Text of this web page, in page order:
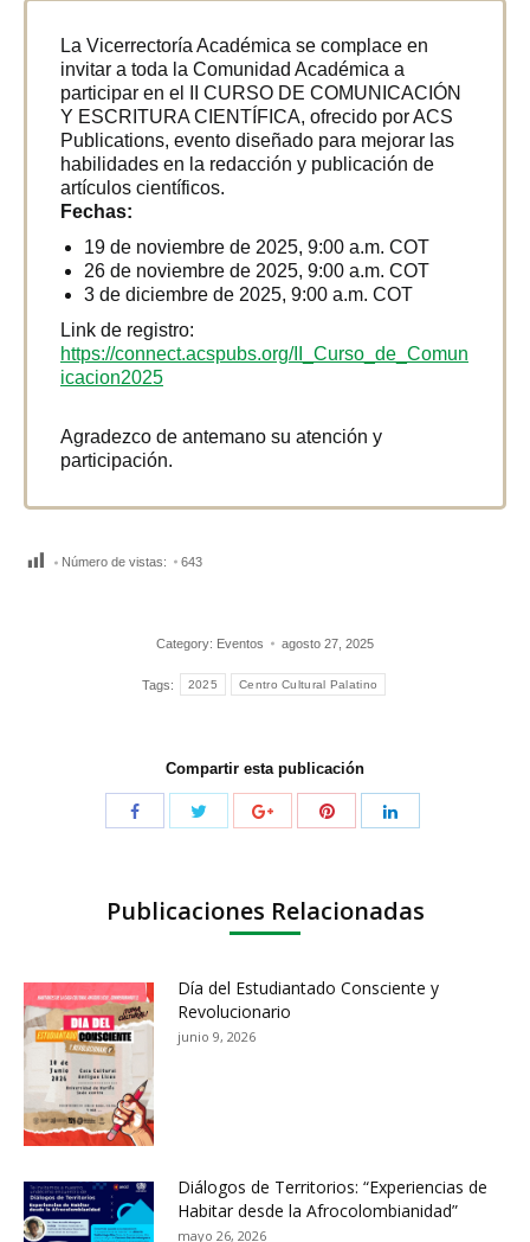
La Vicerrectoría Académica se complace en
invitar a toda la Comunidad Académica a
participar en el II CURSO DE COMUNICACIÓN
Y ESCRITURA CIENTÍFICA, ofrecido por ACS
Publications, evento diseñado para mejorar las
habilidades en la redacción y publicación de
artículos científicos.
Fechas:
19 de noviembre de 2025, 9:00 a.m. COT
26 de noviembre de 2025, 9:00 a.m. COT
3 de diciembre de 2025, 9:00 a.m. COT
Link de registro:
https://connect.acspubs.org/II_Curso_de_Comun
icacion2025
Agradezco de antemano su atención y
participación.
Número de vistas: 643
Category: Eventos agosto 27, 2025
Tags: 2025 Centro Cultural Palatino
Compartir esta publicación
Publicaciones Relacionadas
Día del Estudiantado Consciente y
Revolucionario
junio 9, 2026
Diálogos de Territorios: “Experiencias de
Habitar desde la Afrocolombianidad”
mayo 26, 2026